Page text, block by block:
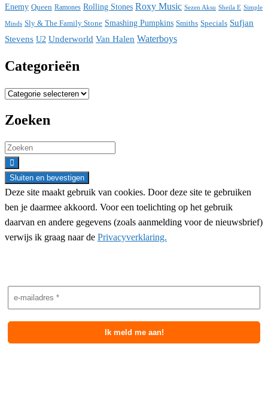
Enemy Queen Ramones Rolling Stones Roxy Music Sezen Aksu Sheila E Simple
Minds Sly & The Family Stone Smashing Pumpkins Smiths Specials Sufjan
Stevens U2 Underworld Van Halen Waterboys
Categorieën
Categorieën
Zoeken
Search
for:
Deze site maakt gebruik van cookies. Door deze site te gebruiken
ben je daarmee akkoord. Voor een toelichting op het gebruik
daarvan en andere gegevens (zoals aanmelding voor de nieuwsbrief)
verwijs ik graag naar de Privacyverklaring.